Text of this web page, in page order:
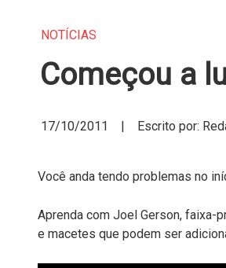
NOTÍCIAS
Começou a
17/10/2011 | Escrito por:
Você anda tendo problemas no
Aprenda com Joel Gerson, faixa-
e macetes que podem ser